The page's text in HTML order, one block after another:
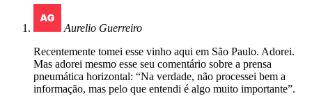
Aurelio Guerreiro
Recentemente tomei esse vinho aqui em São Paulo. Adorei.
Mas adorei mesmo esse seu comentário sobre a prensa
pneumática horizontal: “Na verdade, não processei bem a
informação, mas pelo que entendi é algo muito importante”.